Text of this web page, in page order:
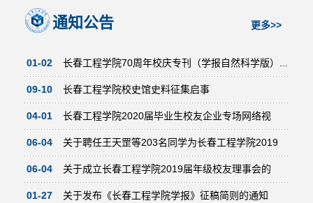
更多>>
通知公告
01-02 长春工程学院70周年校庆专刊（学报自然科学版）...
09-10 长春工程学院校史馆史料征集启事
04-01 长春工程学院2020届毕业生校友企业专场网络视
频...
06-04 关于聘任王天罡等203名同学为长春工程学院2019
届...
06-04 关于成立长春工程学院2019届年级校友理事会的
决...
01-27 关于发布《长春工程学院学报》征稿简则的通知